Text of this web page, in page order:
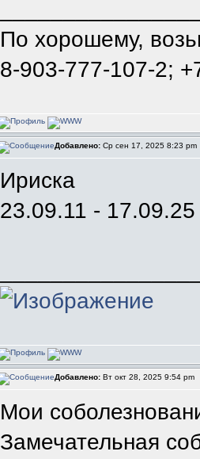
По хорошему,
8-903-777-107-2;
Добавлено: Ср сен 17, 2025 8:23 pm
Ириска
23.09.11 - 17.09.25
Добавлено: Вт окт 28, 2025 9:54 pm
Мои
Замечательная